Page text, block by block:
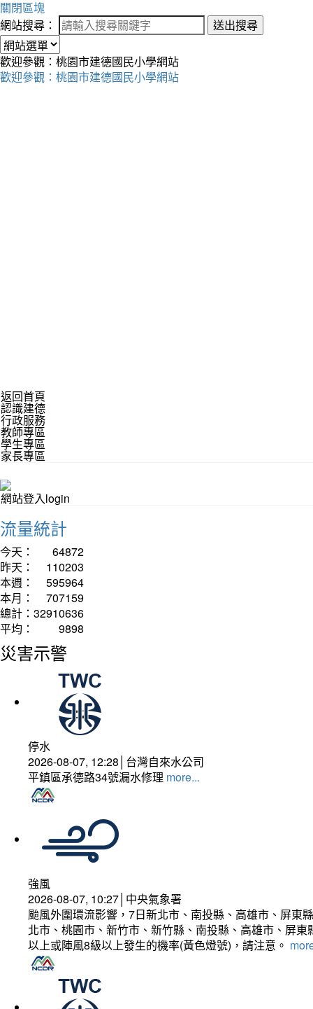
關閉區塊
網站搜尋：
送出搜尋
歡迎參觀：桃園市建德國民小學網站
歡迎參觀：桃園市建德國民小學網站
返回首頁
認識建德
行政服務
教師專區
學生專區
家長專區
網站登入login
流量統計
今天：
64872
昨天：
110203
本週：
595964
本月：
707159
總計： 32910636
平均：
9898
災害示警
停水
2026-08-07, 12:28│台灣自來水公司
平鎮區承德路34號漏水修理 more...
強風
2026-08-07, 10:27│中央氣象署
颱風外圍環流影響，7日新北市、南投縣、高雄市、屏東
北市、桃園市、新竹市、新竹縣、南投縣、高雄市、屏
以上或陣風8級以上發生的機率(黃色燈號)，請注意。